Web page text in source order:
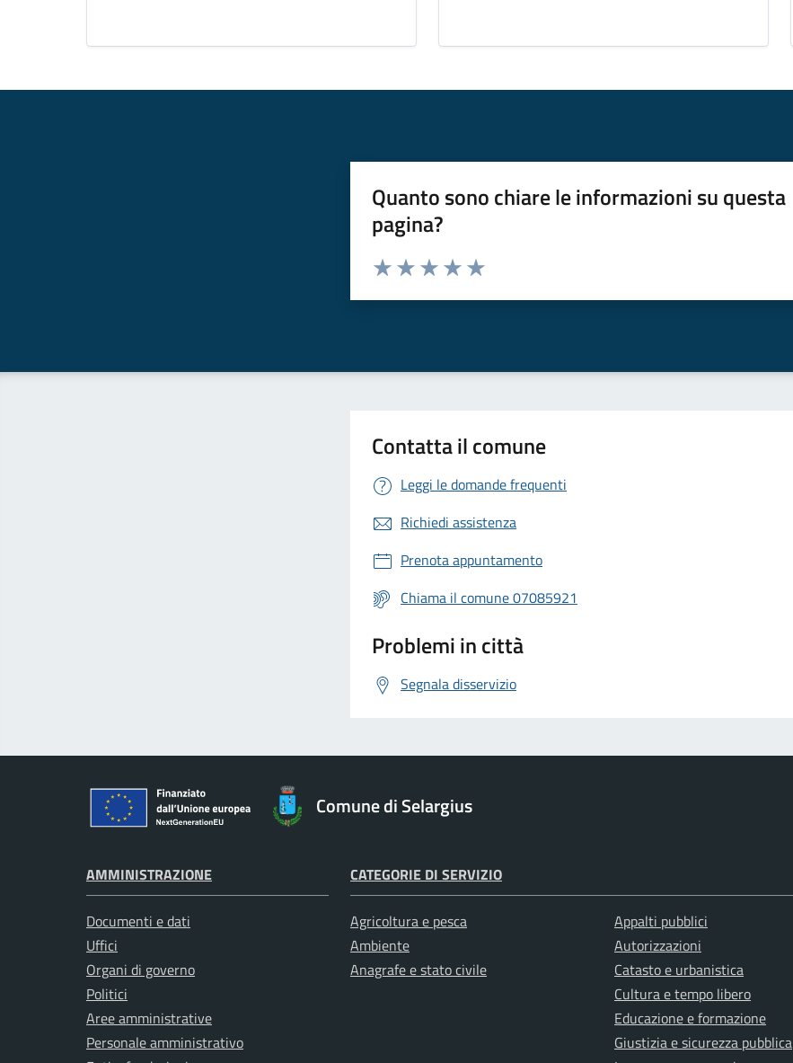
Quanto sono chiare le informazioni su questa
pagina?
Valuta da 1 a 5 stelle la pagina
Contatta il comune
Leggi le domande frequenti
Richiedi assistenza
Prenota appuntamento
Chiama il comune 07085921
Problemi in città
Segnala disservizio
Comune di Selargius
AMMINISTRAZIONE
Documenti e dati
Uffici
Organi di governo
Politici
Aree amministrative
Personale amministrativo
CATEGORIE DI SERVIZIO
Agricoltura e pesca
Ambiente
Anagrafe e stato civile
Appalti pubblici
Autorizzazioni
Catasto e urbanistica
Cultura e tempo libero
Educazione e formazione
Giustizia e sicurezza pubblica